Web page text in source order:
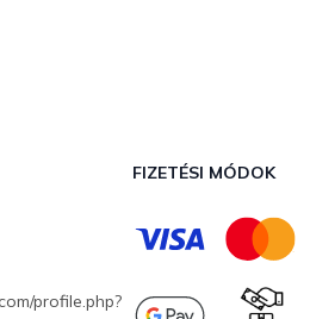
profile.php?
FIZETÉSI MÓDOK